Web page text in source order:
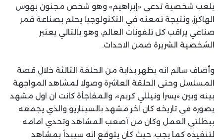
يلعب شخصية تدعى «إبراهيم» وهو شخص مجنون بهوس
الهاكرز، ونتيجة تمعنه في التكنولوجيا يحلم بصناعة قمر
صناعي يراقب كل تلفونات العالم، وهو بالتالي يعتبر
الشخصية الشريرة ضمن الاحداث.
وأضاف سالم انه يظهر بداية من الحلقة الثالثة خلال قصة
المسلسل وحتى الحلقة العاشرة وصولا لمشاهد المواجهة
بينه وبين «يسرا ونيللي كريم»، والمفاجأة كانت ان اول مشهد
يصوره في تاريخه كان اخر مشهد بالسيناريو والذي يجمعه
ببطلتي العمل وكان من أصعب المشاهد وتحدي امامه
لتنفيذه كما يجب، حيث كان يتوقع انه سيبدأ بمشاهد